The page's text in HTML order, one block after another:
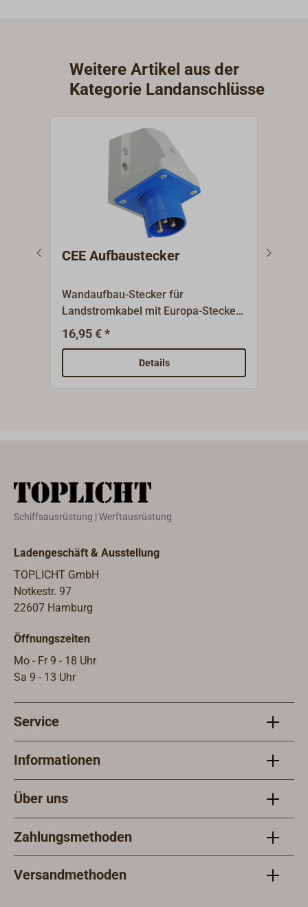
Weitere Artikel aus der
Kategorie Landanschlüsse
CEE Aufbaustecker
Wandaufbau-Stecker für
Landstromkabel mit Europa-Stecker
CEE/16A
16,95 € *
Details
Schiffsausrüstung | Werftausrüstung
Ladengeschäft & Ausstellung
TOPLICHT GmbH
Notkestr. 97
22607 Hamburg
Öffnungszeiten
Mo - Fr 9 - 18 Uhr
Sa 9 - 13 Uhr
Service
Informationen
Über uns
Zahlungsmethoden
Versandmethoden